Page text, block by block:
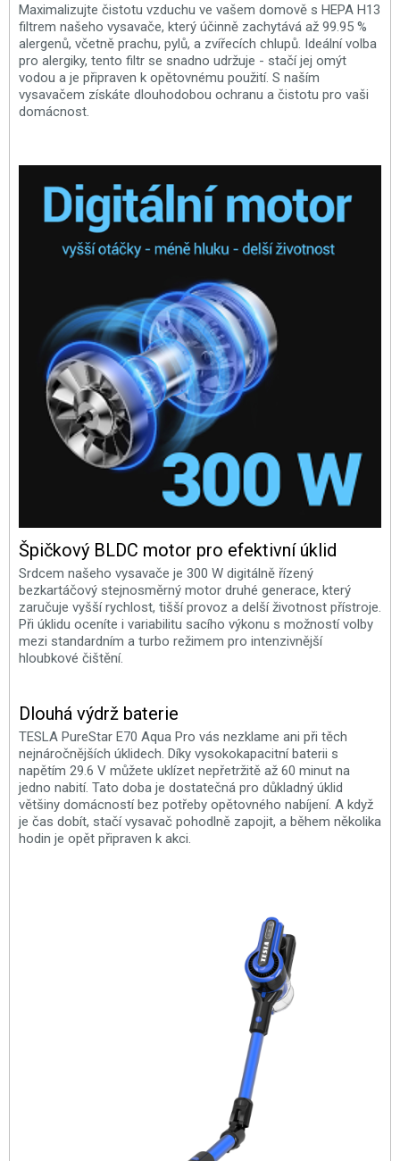
Maximalizujte čistotu vzduchu ve vašem domově s HEPA H13
filtrem našeho vysavače, který účinně zachytává až 99.95 %
alergenů, včetně prachu, pylů, a zvířecích chlupů. Ideální volba
pro alergiky, tento filtr se snadno udržuje - stačí jej omýt
vodou a je připraven k opětovnému použití. S naším
vysavačem získáte dlouhodobou ochranu a čistotu pro vaši
domácnost.
Špičkový BLDC motor pro efektivní úklid
Srdcem našeho vysavače je 300 W digitálně řízený
bezkartáčový stejnosměrný motor druhé generace, který
zaručuje vyšší rychlost, tišší provoz a delší životnost přístroje.
Při úklidu oceníte i variabilitu sacího výkonu s možností volby
mezi standardním a turbo režimem pro intenzivnější
hloubkové čištění.
Dlouhá výdrž baterie
TESLA PureStar E70 Aqua Pro vás nezklame ani při těch
nejnáročnějších úklidech. Díky vysokokapacitní baterii s
napětím 29.6 V můžete uklízet nepřetržitě až 60 minut na
jedno nabití. Tato doba je dostatečná pro důkladný úklid
většiny domácností bez potřeby opětovného nabíjení. A když
je čas dobít, stačí vysavač pohodlně zapojit, a během několika
hodin je opět připraven k akci.